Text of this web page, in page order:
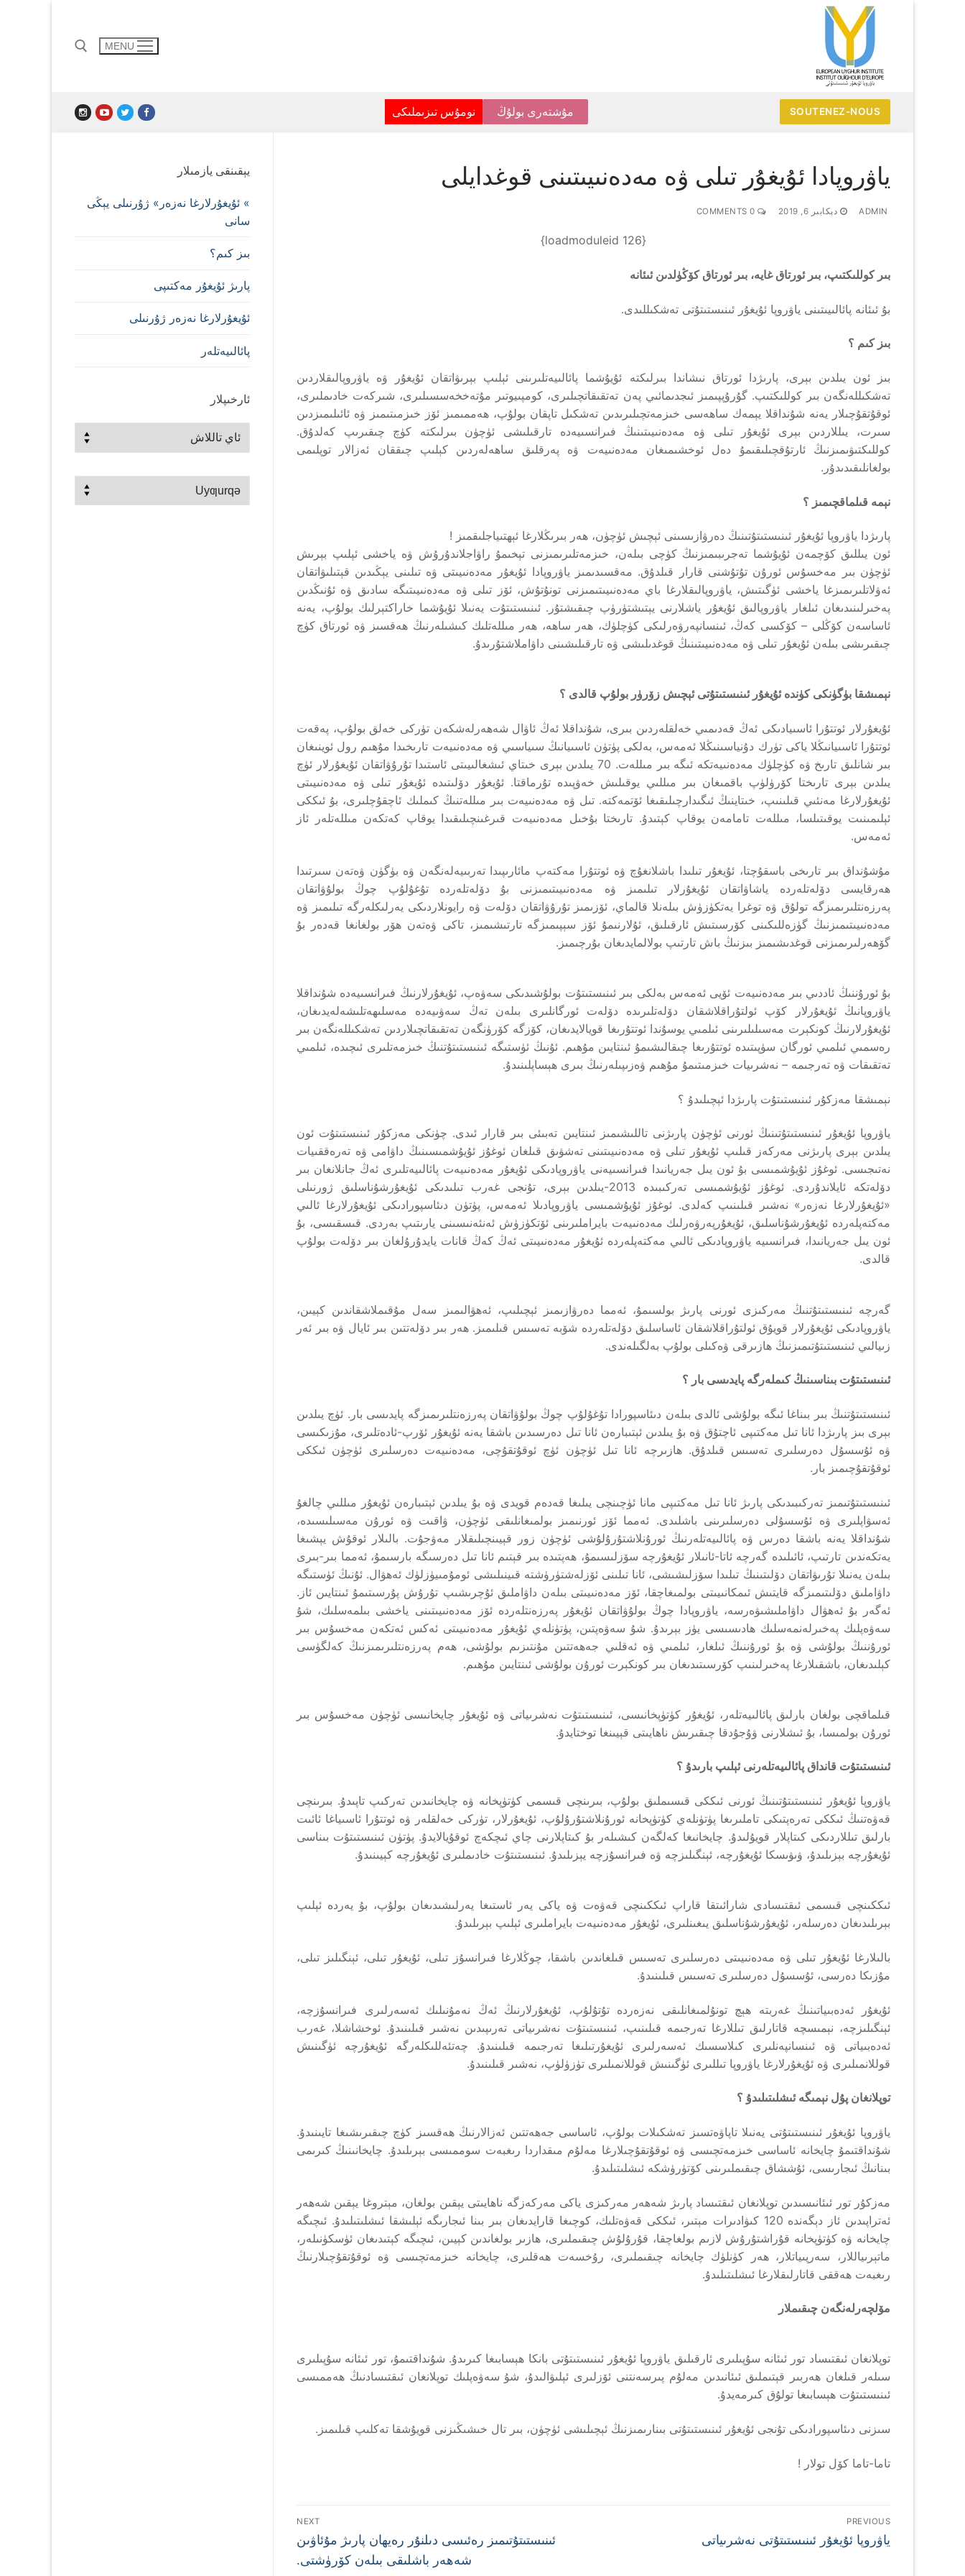
content
MENU
SOUTENEZ-NOUS مۇشتەرى بولۇڭ نومۇس تىزىملىكى
ياۋروپادا ئۇيغۇر تىلى ۋە مەدەنىيىتىنى قوغدايلى
دېكابىر 6, 2019
{loadmoduleid 126}
بىر كوللىكتىپ، بىر ئورتاق غايە، بىر ئورتاق كۆڭۈلدىن ئىئانە
بۇ ئىئانە پائالىيىتىنى ياۋروپا ئۇيغۇر ئىنىستىتۇتى تەشكىللىدى.
بىز كىم ؟
بىز ئون يىلدىن بېرى، پارىژدا ئورتاق نىشاندا بىرلىكتە ئۇيۇشما پائالىيەتلىرىنى ئېلىپ بېرىۋاتقان ئۇيغۇر ۋە ياۋروپالىقلاردىن
تەشكىللەنگەن بىر كوللىكتىپ. گۇرۇپپىمىز ئىجدىمائىي پەن تەتقىقاتچىلىرى، كومپىيوتىر مۇتەخخەسسىلىرى، شىركەت خادىملىرى،
ئوقۇتقۇچىلار يەنە شۇنداقلا يېمەك ساھەسى خىزمەتچىلىرىدىن تەشكىل تاپقان بولۇپ، ھەممىمىز ئۆز خىزمىتىمىز ۋە ئائىلىمىزدىن
سىرت، يىللاردىن بېرى ئۇيغۇر تىلى ۋە مەدەنىيىتىنىڭ ڧىرانسىيەدە تارقىلىشى ئۈچۈن بىرلىكتە كۈچ چىقىرىپ كەلدۇق.
كوللىكتىۋىمىزنىڭ ئارتۇقچىلىقىمۇ دەل ئوخشىمىغان مەدەنىيەت ۋە پەرقلىق ساھەلەردىن كېلىپ چىققان ئەزالار توپلىمى
بولغانلىقىدىدۇر.
نېمە قىلماقچىمىز ؟
پارىژدا ياۋروپا ئۇيغۇر ئىنىستىتۇتىنىڭ دەرۋازىسىنى ئېچىش ئۈچۈن، ھەر بىرىڭلارغا ئېھتىياجلىقمىز !
ئون يىللىق كۆچمەن ئۇيۇشما تەجرىبىمىزنىڭ كۈچى بىلەن، خىزمەتلىرىمىزنى تېخىمۇ راۋاجلاندۇرۇش ۋە ياخشى ئېلىپ بېرىش
ئۈچۈن بىر مەخسۇس ئورۇن تۇتۇشنى قارار قىلدۇق. مەقسىدىمىز ياۋروپادا ئۇيغۇر مەدەنىيىتى ۋە تىلىنى يېڭىدىن قېتىلىۋاتقان
ئەۋلاتلىرىمىزغا ياخشى ئۈگىتىش، ياۋروپالىقلارغا باي مەدەنىيىتىمىزنى تونۇتۇش، ئۆز تىلى ۋە مەدەنىيىتىگە سادىق ۋە ئۇنىڭدىن
پەخىرلىنىدىغان ئىلغار ياۋروپالىق ئۇيغۇر ياشلارنى يېتىشتۈرۈپ چىقىشتۇر. ئىنىستىتۇت يەنىلا ئۇيۇشما خاراكتېرلىك بولۇپ، يەنە
ئاساسەن كۆڭلى – كۆكسى كەڭ، ئىنسانپەرۋەرلىكى كۈچلۈك، ھەر ساھە، ھەر مىللەتلىك كىشىلەرنىڭ ھەقسىز ۋە ئورتاق كۈچ
چىقىرىشى بىلەن ئۇيغۇر تىلى ۋە مەدەنىيىتىنىڭ قوغدىلىشى ۋە تارقىلىشىنى داۋاملاشتۇرىدۇ.
نېمىشقا بۈگۈنكى كۈندە ئۇيغۇر ئىنىستىتۇتى ئېچىش زۆرۈر بولۇپ قالدى ؟
ئۇيغۇرلار ئوتتۇرا ئاسىيادىكى ئەڭ قەدىمىي خەلقلەردىن بىرى، شۇنداقلا ئەڭ ئاۋال شەھەرلەشكەن تۈركى خەلق بولۇپ، پەقەت
ئوتتۇرا ئاسىيانىڭلا ياكى تۈرك دۇنياسىنىڭلا ئەمەس، بەلكى پۈتۈن ئاسىيانىڭ سىياسىي ۋە مەدەنىيەت تارىخىدا مۇھىم رول ئوينىغان
بىر شانلىق تارىخ ۋە كۈچلۈك مەدەنىيەتكە ئىگە بىر مىللەت. 70 يىلدىن بېرى خىتاي ئىشغالىيىتى ئاستىدا تۇرۇۋاتقان ئۇيغۇرلار ئۈچ
يىلدىن بېرى تارىختا كۆرۈلۈپ باقمىغان بىر مىللىي يوقىلىش خەۋپىدە تۇرماقتا. ئۇيغۇر دۆلىتىدە ئۇيغۇر تىلى ۋە مەدەنىيىتى
ئۇيغۇرلارغا مەنئىي قىلىنىپ، خىتاينىڭ ئىگىدارچىلىقىغا ئۆتمەكتە. تىل ۋە مەدەنىيەت بىر مىللەتنىڭ كىملىك ئاچقۇچلىرى، بۇ ئىككى
ئېلىمىنىت يوقىتىلسا، مىللەت تامامەن يوقاپ كېتىدۇ. تارىختا بۇخىل مەدەنىيەت قىرغىنچىلىقىدا يوقاپ كەتكەن مىللەتلەر ئاز
ئەمەس.
مۇشۇنداق بىر تارىخى باسقۇچتا، ئۇيغۇر تىلىدا باشلانغۇچ ۋە ئوتتۇرا مەكتەپ مائارىپىدا تەربىيەلەنگەن ۋە بۈگۈن ۋەتەن سىرتىدا
ھەرقايسى دۆلەتلەردە ياشاۋاتقان ئۇيغۇرلار تىلىمىز ۋە مەدەنىيىتىمىزنى بۇ دۆلەتلەردە تۇغۇلۇپ چوڭ بولۇۋاتقان
پەرزەنتلىرىمىزگە تولۇق ۋە توغرا يەتكۈزۈش بىلەنلا قالماي، ئۆزىمىز تۇرۇۋاتقان دۆلەت ۋە رايونلاردىكى يەرلىكلەرگە تىلىمىز ۋە
مەدەنىيىتىمىزنىڭ گۈزەللىكىنى كۆرسىتىش ئارقىلىق، ئۇلارنىمۇ ئۆز سېپىمىزگە تارتىشىمىز، تاكى ۋەتەن ھۆر بولغانغا قەدەر بۇ
گۆھەرلىرىمىزنى قوغدىشىمىز بىزنىڭ باش تارتىپ بولالمايدىغان بۇرچىمىز.
بۇ ئورۇننىڭ ئاددىي بىر مەدەنىيەت ئۆيى ئەمەس بەلكى بىر ئىنىستىتۇت بولۇشىدىكى سەۋەپ، ئۇيغۇرلارنىڭ فىرانسىيەدە شۇنداقلا
ياۋروپانىڭ ئۇيغۇرلار كۆپ ئولتۇراقلاشقان دۆلەتلىرىدە دۆلەت ئورگانلىرى بىلەن تەڭ سەۋىيەدە مەسلىھەتلىشەلەيدىغان،
ئۇيغۇرلارنىڭ كونكېرت مەسىلىلىرىنى ئىلمىي يوسۇندا ئوتتۇرىغا قويالايدىغان، كۆزگە كۆرۈنگەن تەتقىقاتچىلاردىن تەشكىللەنگەن بىر
رەسمىي ئىلمىي ئورگان سۈپىتىدە ئوتتۇرىغا چىقالىشىمۇ ئىنتايىن مۇھىم. ئۇنىڭ ئۈستىگە ئىنىستىتۇتنىڭ خىزمەتلىرى ئىچىدە، ئىلمىي
تەتقىقات ۋە تەرجىمە – نەشرىيات خىزمىتىمۇ مۇھىم ۋەزىپىلەرنىڭ بىرى ھېساپلىنىدۇ.
نېمىشقا مەزكۇر ئىنىستىتۇت پارىژدا ئېچىلىدۇ ؟
ياۋروپا ئۇيغۇر ئىنىستىتۇتىنىڭ ئورنى ئۈچۈن پارىژنى تاللىشىمىز ئىنتايىن تەبىئى بىر قارار ئىدى. چۈنكى مەزكۇر ئىنىستىتۇت ئون
يىلدىن بېرى پارىژنى مەركەز قىلىپ ئۇيغۇر تىلى ۋە مەدەنىيىتىنى تەشۋىق قىلغان ئوغۇز ئۇيۇشمىسىنىڭ داۋامى ۋە تەرەققىيات
نەتىجىسى. ئوغۇز ئۇيۇشمىسى بۇ ئون يىل جەريانىدا فىرانسىيەنى ياۋروپادىكى ئۇيغۇر مەدەنىيەت پائالىيەتلىرى ئەڭ جانلانغان بىر
دۆلەتكە ئايلاندۇردى. ئوغۇز ئۇيۇشمىسى تەركىبىدە 2013-يىلدىن بېرى، تۇنجى غەرب تىلىدىكى ئۇيغۇرشۇناسلىق ژورنىلى
«ئۇيغۇرلارغا نەزەر» نەشىر قىلىنىپ كەلدى. ئوغۇز ئۇيۇشمىسى ياۋروپادىلا ئەمەس، پۈتۈن دىئاسپورادىكى ئۇيغۇرلارغا ئالىي
مەكتەپلەردە ئۇيغۇرشۇناسلىق، ئۇيغۇرپەرۋەرلىك مەدەنىيەت بايراملىرىنى ئۆتكۈزۈش ئەنئەنىسىنى يارىتىپ بەردى. قىسقىسى، بۇ
ئون يىل جەريانىدا، فىرانسىيە ياۋروپادىكى ئالىي مەكتەپلەردە ئۇيغۇر مەدەنىيىتى ئەڭ كەڭ قانات يايدۇرۇلغان بىر دۆلەت بولۇپ
قالدى.
گەرچە ئىنىستىتۇتنىڭ مەركىزى ئورنى پارىژ بولسىمۇ، ئەمما دەرۋازىمىز ئېچىلىپ، ئەھۋالىمىز سەل مۇقىملاشقاندىن كېيىن،
ياۋروپادىكى ئۇيغۇرلار قويۇق ئولتۇراقلاشقان ئاساسلىق دۆلەتلەردە شۆبە تەسىس قىلىمىز. ھەر بىر دۆلەتتىن بىر ئايال ۋە بىر ئەر
زىيالىي ئىنىستىتۇتىمىزنىڭ ھازىرقى ۋەكىلى بولۇپ بەلگىلەندى.
ئىنىستىتۇت بىناسىنىڭ كىملەرگە پايدىسى بار ؟
ئىنىستىتۇتنىڭ بىر بىناغا ئىگە بولۇشى ئالدى بىلەن دىئاسپورادا تۇغۇلۇپ چوڭ بولۇۋاتقان پەرزەنتلىرىمىزگە پايدىسى بار. ئۈچ يىلدىن
بېرى بىز پارىژدا ئانا تىل مەكتىپى ئاچتۇق ۋە بۇ يىلدىن ئېتىبارەن ئانا تىل دەرسىدىن باشقا يەنە ئۇيغۇر ئۆرپ-ئادەتلىرى، مۇزىكىسى
ۋە ئۇسسۇل دەرسلىرى تەسىس قىلدۇق. ھازىرچە ئانا تىل ئۈچۈن ئۈچ ئوقۇتقۇچى، مەدەنىيەت دەرسلىرى ئۈچۈن ئىككى
ئوقۇتقۇچىمىز بار.
ئىنىستىتۇتىمىز تەركىبىدىكى پارىژ ئانا تىل مەكتىپى مانا ئۈچىنچى يىلىغا قەدەم قويدى ۋە بۇ يىلدىن ئېتىبارەن ئۇيغۇر مىللىي چالغۇ
ئەسۋاپلىرى ۋە ئۇسسۇلى دەرسلىرىنى باشلىدى. ئەمما ئۆز ئورنىمىز بولمىغانلىقى ئۈچۈن، ۋاقىت ۋە ئورۇن مەسىلىسىدە،
شۇنداقلا يەنە باشقا دەرس ۋە پائالىيەتلەرنىڭ ئورۇنلاشتۇرۇلۇشى ئۈچۈن زور قېيىنچىلىقلار مەۋجۇت. بالىلار ئوقۇش يېشىغا
يەتكەندىن تارتىپ، ئائىلىدە گەرچە ئاتا-ئانىلار ئۇيغۇرچە سۆزلىسىمۇ، ھەپتىدە بىر قېتىم ئانا تىل دەرسىگە بارسىمۇ، ئەمما بىر-بىرى
بىلەن يەنىلا تۇرىۋاتقان دۆلىتىنىڭ تىلىدا سۆزلىشىشى، ئانا تىلىنى ئۆزلەشتۈرۈشتە قىينىلىشى ئومۇمىيۈزلۈك ئەھۋال. ئۇنىڭ ئۈستىگە
داۋاملىق دۆلىتىمىزگە قايتىش ئىمكانىيىتى بولمىغاچقا، ئۆز مەدەنىيىتى بىلەن داۋاملىق ئۇچرىشىپ تۇرۇش پۇرسىتىمۇ ئىنتايىن ئاز.
ئەگەر بۇ ئەھۋال داۋاملىشىۋەرسە، ياۋروپادا چوڭ بولۇۋاتقان ئۇيغۇر پەرزەنتلەردە ئۆز مەدەنىيىتىنى ياخشى بىلمەسلىك، شۇ
سەۋەپلىك پەخىرلەنمەسلىك ھادىسىسى يۈز بېرىدۇ. شۇ سەۋەپتىن، پۈتۈنلەي ئۇيغۇر مەدەنىيىتى ئەكس ئەتكەن مەخسۇس بىر
ئورۇننىڭ بولۇشى ۋە بۇ ئورۇننىڭ ئىلغار، ئىلمىي ۋە ئەقلىي جەھەتتىن مۇنتىزىم بولۇشى، ھەم پەرزەنتلىرىمىزنىڭ كەلگۈسى
كېلىدىغان، باشقىلارغا پەخىرلىنىپ كۆرسىتىدىغان بىر كونكېرت ئورۇن بولۇشى ئىنتايىن مۇھىم.
قىلماقچى بولغان بارلىق پائالىيەتلەر، ئۇيغۇر كۈتۈپخانىسى، ئىنىستىتۇت نەشرىياتى ۋە ئۇيغۇر چايخانىسى ئۈچۈن مەخسۇس بىر
ئورۇن بولمىسا، بۇ ئىشلارنى ۋۇجۇدقا چىقىرىش ناھايىتى قېيىنغا توختايدۇ.
ئىنىستىتۇت قانداق پائالىيەتلەرنى ئېلىپ بارىدۇ ؟
ياۋروپا ئۇيغۇر ئىنىستىتۇتىنىڭ ئورنى ئىككى قىسىملىق بولۇپ، بىرىنچى قىسمى كۈتۈپخانە ۋە چايخانىدىن تەركىپ تاپىدۇ. بىرىنچى
قەۋەتنىڭ ئىككى تەرەپتىكى تاملىرىغا پۈتۈنلەي كۈتۈپخانە ئورۇنلاشتۇرۇلۇپ، ئۇيغۇرلار، تۈركى خەلقلەر ۋە ئوتتۇرا ئاسىياغا ئائىت
بارلىق تىللاردىكى كىتاپلار قويۇلىدۇ. چايخانىغا كەلگەن كىشىلەر بۇ كىتاپلارنى چاي ئىچكەچ ئوقۇيالايدۇ. پۈتۈن ئىنىستىتۇت بىناسى
ئۇيغۇرچە بېزىلىدۇ، ۋىۋىسكا ئۇيغۇرچە، ئېنگىلىزچە ۋە فىرانسۇزچە يېزىلىدۇ. ئىنىستىتۇت خادىملىرى ئۇيغۇرچە كېيىنىدۇ.
ئىككىنچى قىسمى ئىقتىسادى شارائىتقا قاراپ ئىككىنچى قەۋەت ۋە ياكى يەر ئاستىغا يەرلىشىدىغان بولۇپ، بۇ يەردە ئېلىپ
بېرىلىدىغان دەرسلەر، ئۇيغۇرشۇناسلىق يىغىنلىرى، ئۇيغۇر مەدەنىيەت بايراملىرى ئېلىپ بېرىلىدۇ.
بالىلارغا ئۇيغۇر تىلى ۋە مەدەنىيىتى دەرسلىرى تەسىس قىلغاندىن باشقا، چوڭلارغا فىرانسۇز تىلى، ئۇيغۇر تىلى، ئېنگىلىز تىلى،
مۇزىكا دەرسى، ئۇسسۇل دەرسلىرى تەسىس قىلىنىدۇ.
ئۇيغۇر ئەدەبىياتىنىڭ غەربتە ھېچ تونۇلمىغانلىقى نەزەردە تۇتۇلۇپ، ئۇيغۇرلارنىڭ ئەڭ نەمۇنىلىك ئەسەرلىرى فىرانسۇزچە،
ئېنگىلىزچە، نېمىسچە قاتارلىق تىللارغا تەرجىمە قىلىنىپ، ئىنىستىتۇت نەشرىياتى تەرىپىدىن نەشىر قىلىنىدۇ. ئوخشاشلا، غەرب
ئەدەبىياتى ۋە ئىنسانپەنلىرى كىلاسسىك ئەسەرلىرى ئۇيغۇرتىلىغا تەرجىمە قىلىنىدۇ. چەتئەللىكلەرگە ئۇيغۇرچە ئۈگىنىش
قوللانمىلىرى ۋە ئۇيغۇرلارغا ياۋروپا تىللىرى ئۈگىنىش قوللانمىلىرى تۈزۈلۈپ، نەشىر قىلىنىدۇ.
توپلانغان پۇل نېمىگە ئىشلىتىلىدۇ ؟
ياۋروپا ئۇيغۇر ئىنىستىتۇتى يەنىلا تاپاۋەتسىز تەشكىلات بولۇپ، ئاساسى جەھەتتىن ئەزالارنىڭ ھەقسىز كۈچ چىقىرىشىغا تايىنىدۇ.
شۇنداقتىمۇ چايخانە ئاساسى خىزمەتچىسى ۋە ئوقۇتقۇچىلارغا مەلۇم مىقداردا رىغبەت سوممىسى بېرىلىدۇ. چايخانىنىڭ كىرىمى
بىنانىڭ ئىجارىسى، ئۇششاق چىقىملىرىنى كۆتۈرۈشكە ئىشلىتىلىدۇ.
مەزكۇر تور ئىئانىسىدىن توپلانغان ئىقتىساد پارىژ شەھەر مەركىزى ياكى مەركەزگە ناھايىتى يېقىن بولغان، مېتروغا يېقىن شەھەر
ئەتراپىدىن ئاز دېگەندە 120 كىۋادىرات مېتىر، ئىككى قەۋەتلىك، كوچىغا قارايدىغان بىر بىنا ئىجارىگە ئېلىشقا ئىشلىتىلىدۇ. ئىچىگە
چايخانە ۋە كۈتۈپخانە قۇراشتۇرۇش لازىم بولغاچقا، قۇرۇلۇش چىقىملىرى، ھازىر بولغاندىن كېيىن، ئىچىگە كېتىدىغان ئۈسكۈنىلەر،
ماتېرىياللار، سەرپىياتلار، ھەر كۈنلۈك چايخانە چىقىملىرى، رۇخسەت ھەقلىرى، چايخانە خىزمەتچىسى ۋە ئوقۇتقۇچىلارنىڭ
رىغبەت ھەققى قاتارلىقلارغا ئىشلىتىلىدۇ.
مۆلچەرلەنگەن چىقىملار
توپلانغان ئىقتىساد تور ئىئانە سۇپىلىرى ئارقىلىق ياۋروپا ئۇيغۇر ئىنىستىتۇتى بانكا ھېسابىغا كىرىدۇ. شۇنداقتىمۇ، تور ئىئانە سۇپىلىرى
سىلەر قىلغان ھەربىر قېتىملىق ئىئانىدىن مەلۇم پىرسەنتنى ئۆزلىرى ئېلىۋالىدۇ، شۇ سەۋەپلىك توپلانغان ئىقتىسادنىڭ ھەممىسى
ئىنىستىتۇت ھېسابىغا تولۇق كىرمەيدۇ.
سىزنى دىئاسپورادىكى تۇنجى ئۇيغۇر ئىنىستىتۇتى بىنارىمىزنىڭ ئېچىلىشى ئۈچۈن، بىر تال خىشىڭىزنى قويۇشقا تەكلىپ قىلىمىز.
تاما-تاما كۆل تولار !
يازما
يۆتكەش
PREVIOUS
Previous
ياۋروپا ئۇيغۇر ئىنىستىتۇتى نەشرىياتى
NEXT
Next
ئىنىستىتۇتىمىز رەئىسى دىلنۇر رەيھان پارىژ مۇئاۋىن
شەھەر باشلىقى بىلەن كۆرۈشتى.
يېقىنقى يازمىلار
» ئۇيغۇرلارغا نەزەر» ژۇرنىلى يېڭى
سانى
بىز كىم؟
پارىژ ئۇيغۇر مەكتىپى
ئۇيغۇرلارغا نەزەر ژۇرنىلى
پائالىيەتلەر
ئارخىپلار
ئارخىپلار